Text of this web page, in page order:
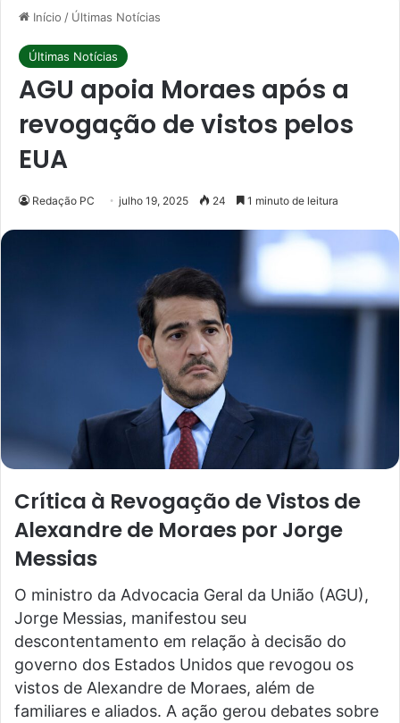
Início / Últimas Notícias
Últimas Notícias
AGU apoia Moraes após a
revogação de vistos pelos
EUA
Redação PC julho 19, 2025 24 1 minuto de leitura
Crítica à Revogação de Vistos de
Alexandre de Moraes por Jorge
Messias
O ministro da Advocacia Geral da União (AGU),
Jorge Messias, manifestou seu
descontentamento em relação à decisão do
governo dos Estados Unidos que revogou os
vistos de Alexandre de Moraes, além de
familiares e aliados. A ação gerou debates sobre